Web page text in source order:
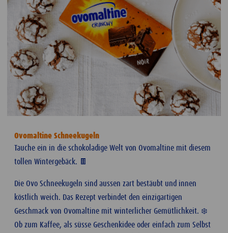
Ovomaltine Schneekugeln
Tauche ein in die schokoladige Welt von Ovomaltine mit diesem
tollen Wintergebäck. 🍫
Die Ovo Schneekugeln sind aussen zart bestäubt und innen
köstlich weich. Das Rezept verbindet den einzigartigen
Geschmack von Ovomaltine mit winterlicher Gemütlichkeit. ❄️
Ob zum Kaffee, als süsse Geschenkidee oder einfach zum Selbst